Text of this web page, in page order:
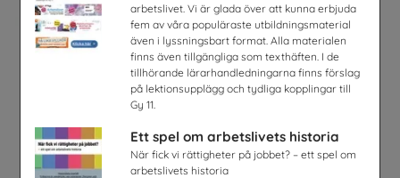
arbetslivet. Vi är glada över att kunna erbjuda
fem av våra populäraste utbildningsmaterial
även i lyssningsbart format. Alla materialen
finns även tillgängliga som texthäften. I de
tillhörande lärarhandledningarna finns förslag
på lektionsupplägg och tydliga kopplingar till
Gy 11.
Ett spel om arbetslivets historia
När fick vi rättigheter på jobbet? – ett spel om
arbetslivets historia
Snabbval - SYV studier
Snabbval - blandade avsändare
Fordonstekniker
Volkswagen Group Sverige